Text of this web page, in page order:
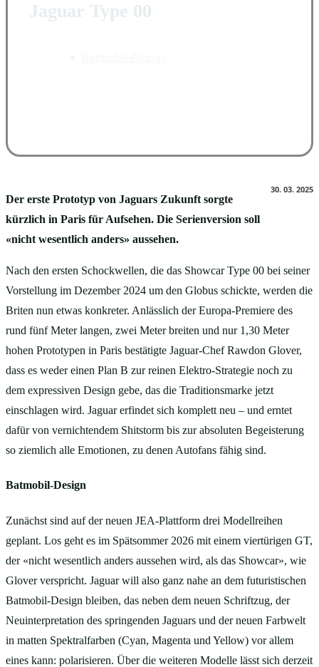
Jaguar Type 00
30. 03. 2025
Der erste Prototyp von Jaguars Zukunft sorgte
kürzlich in Paris für Aufsehen. Die Serienversion soll
«nicht wesentlich anders» aussehen.
Nach den ersten Schockwellen, die das Showcar Type 00 bei seiner
Vorstellung im Dezember 2024 um den Globus schickte, werden die
Briten nun etwas konkreter. Anlässlich der Europa-Premiere des
rund fünf Meter langen, zwei Meter breiten und nur 1,30 Meter
hohen Prototypen in Paris bestätigte Jaguar-Chef Rawdon Glover,
dass es weder einen Plan B zur reinen Elektro-Strategie noch zu
dem expressiven Design gebe, das die Traditionsmarke jetzt
einschlagen wird. Jaguar erfindet sich komplett neu – und erntet
dafür von vernichtendem Shitstorm bis zur absoluten Begeisterung
so ziemlich alle Emotionen, zu denen Autofans fähig sind.
Batmobil-Design
Zunächst sind auf der neuen JEA-Plattform drei Modellreihen
geplant. Los geht es im Spätsommer 2026 mit einem viertürigen GT,
der «nicht wesentlich anders aussehen wird, als das Showcar», wie
Glover verspricht. Jaguar will also ganz nahe an dem futuristischen
Batmobil-Design bleiben, das neben dem neuen Schriftzug, der
Neuinterpretation des springenden Jaguars und der neuen Farbwelt
in matten Spektralfarben (Cyan, Magenta und Yellow) vor allem
eines kann: polarisieren. Über die weiteren Modelle lässt sich derzeit